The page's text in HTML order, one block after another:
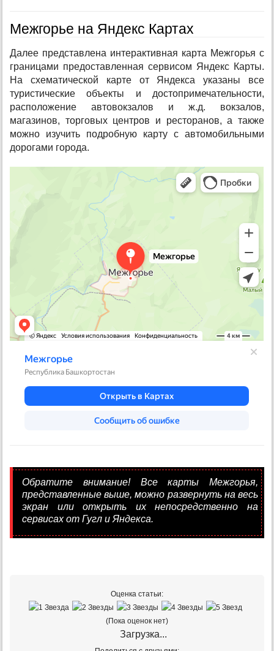
Межгорье на Яндекс Картах
Далее представлена интерактивная карта Межгорья с
границами предоставленная сервисом Яндекс Карты.
На схематической карте от Яндекса указаны все
туристические объекты и достопримечательности,
расположение автовокзалов и ж.д. вокзалов,
магазинов, торговых центров и ресторанов, а также
можно изучить подробную карту с автомобильными
дорогами города.
Обратите внимание! Все карты Межгорья,
представленные выше, можно развернуть на весь
экран или открыть их непосредственно на
сервисах от Гугл и Яндекса.
Оценка статьи:
(Пока оценок нет)
Загрузка...